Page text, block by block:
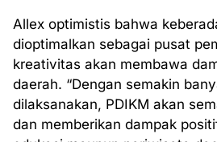
Allex optimistis bahwa
dioptimalkan sebagai pusat
kreativitas akan membawa
daerah. “Dengan semakin
dilaksanakan, PDIKM akan
dan memberikan dampak